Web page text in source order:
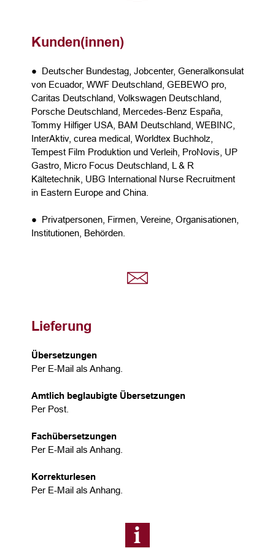
Kunden(innen)
● Deutscher Bundestag, Jobcenter, Generalkonsulat
von Ecuador, WWF Deutschland, GEBEWO pro,
Caritas Deutschland, Volkswagen Deutschland,
Porsche Deutschland, Mercedes-Benz España,
Tommy Hilfiger USA, BAM Deutschland, WEBINC,
InterAktiv, curea medical, Worldtex Buchholz,
Tempest Film Produktion und Verleih, ProNovis, UP
Gastro, Micro Focus Deutschland, L & R
Kältetechnik, UBG International Nurse Recruitment
in Eastern Europe and China.
● Privatpersonen, Firmen, Vereine, Organisationen,
Institutionen, Behörden.
Lieferung
Übersetzungen
Per E-Mail als Anhang.
Amtlich beglaubigte Übersetzungen
Per Post.
Fachübersetzungen
Per E-Mail als Anhang.
Korrekturlesen
Per E-Mail als Anhang.